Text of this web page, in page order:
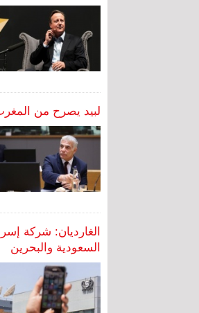
لبيد يصرح من
السعودية والبحرين